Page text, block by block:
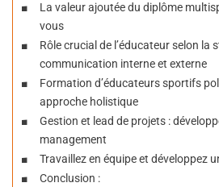
La valeur ajoutée du diplôme
vous
Rôle crucial de l’éducateur selon la
communication interne et externe
Formation d’éducateurs sportifs
approche holistique
Gestion et lead de projets :
management
Travaillez en équipe et développez
Conclusion :